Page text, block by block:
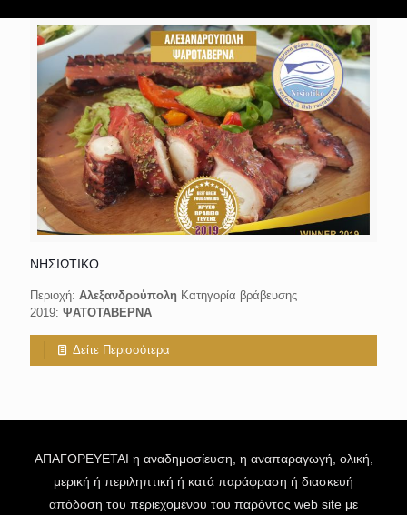
ΝΗΣΙΩΤΙΚΟ
Περιοχή: Αλεξανδρούπολη Κατηγορία βράβευσης
2019: ΨΑΤΟΤΑΒΕΡΝΑ
Δείτε Περισσότερα
ΑΠΑΓΟΡΕΥΕΤΑΙ η αναδημοσίευση, η αναπαραγωγή, ολική,
μερική ή περιληπτική ή κατά παράφραση ή διασκευή
απόδοση του περιεχομένου του παρόντος web site με